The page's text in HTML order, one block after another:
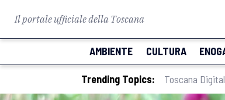
Il portale ufficiale della Toscana
AMBIENTE CULTURA
Trending Topics: Toscana